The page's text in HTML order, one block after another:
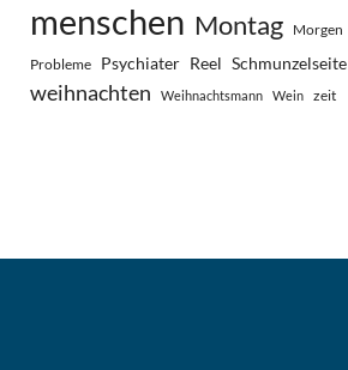
menschen Montag Morgen
Probleme Psychiater Reel Schmunzelseite
weihnachten
Weihnachtsmann Wein zeit